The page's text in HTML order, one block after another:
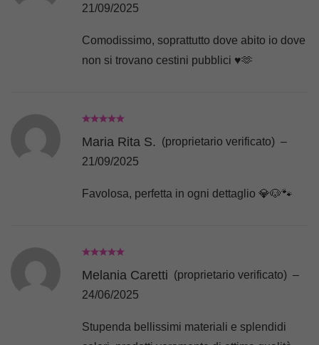
21/09/2025
Comodissimo, soprattutto dove abito io dove
non si trovano cestini pubblici ♥️🫶
Maria Rita S. (proprietario verificato) –
21/09/2025
Favolosa, perfetta in ogni dettaglio 💎🐶🐾
Melania Caretti (proprietario verificato) –
24/06/2025
Stupenda bellissimi materiali e splendidi